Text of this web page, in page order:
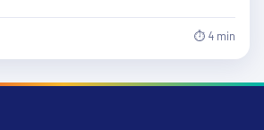
⏱ 4 min